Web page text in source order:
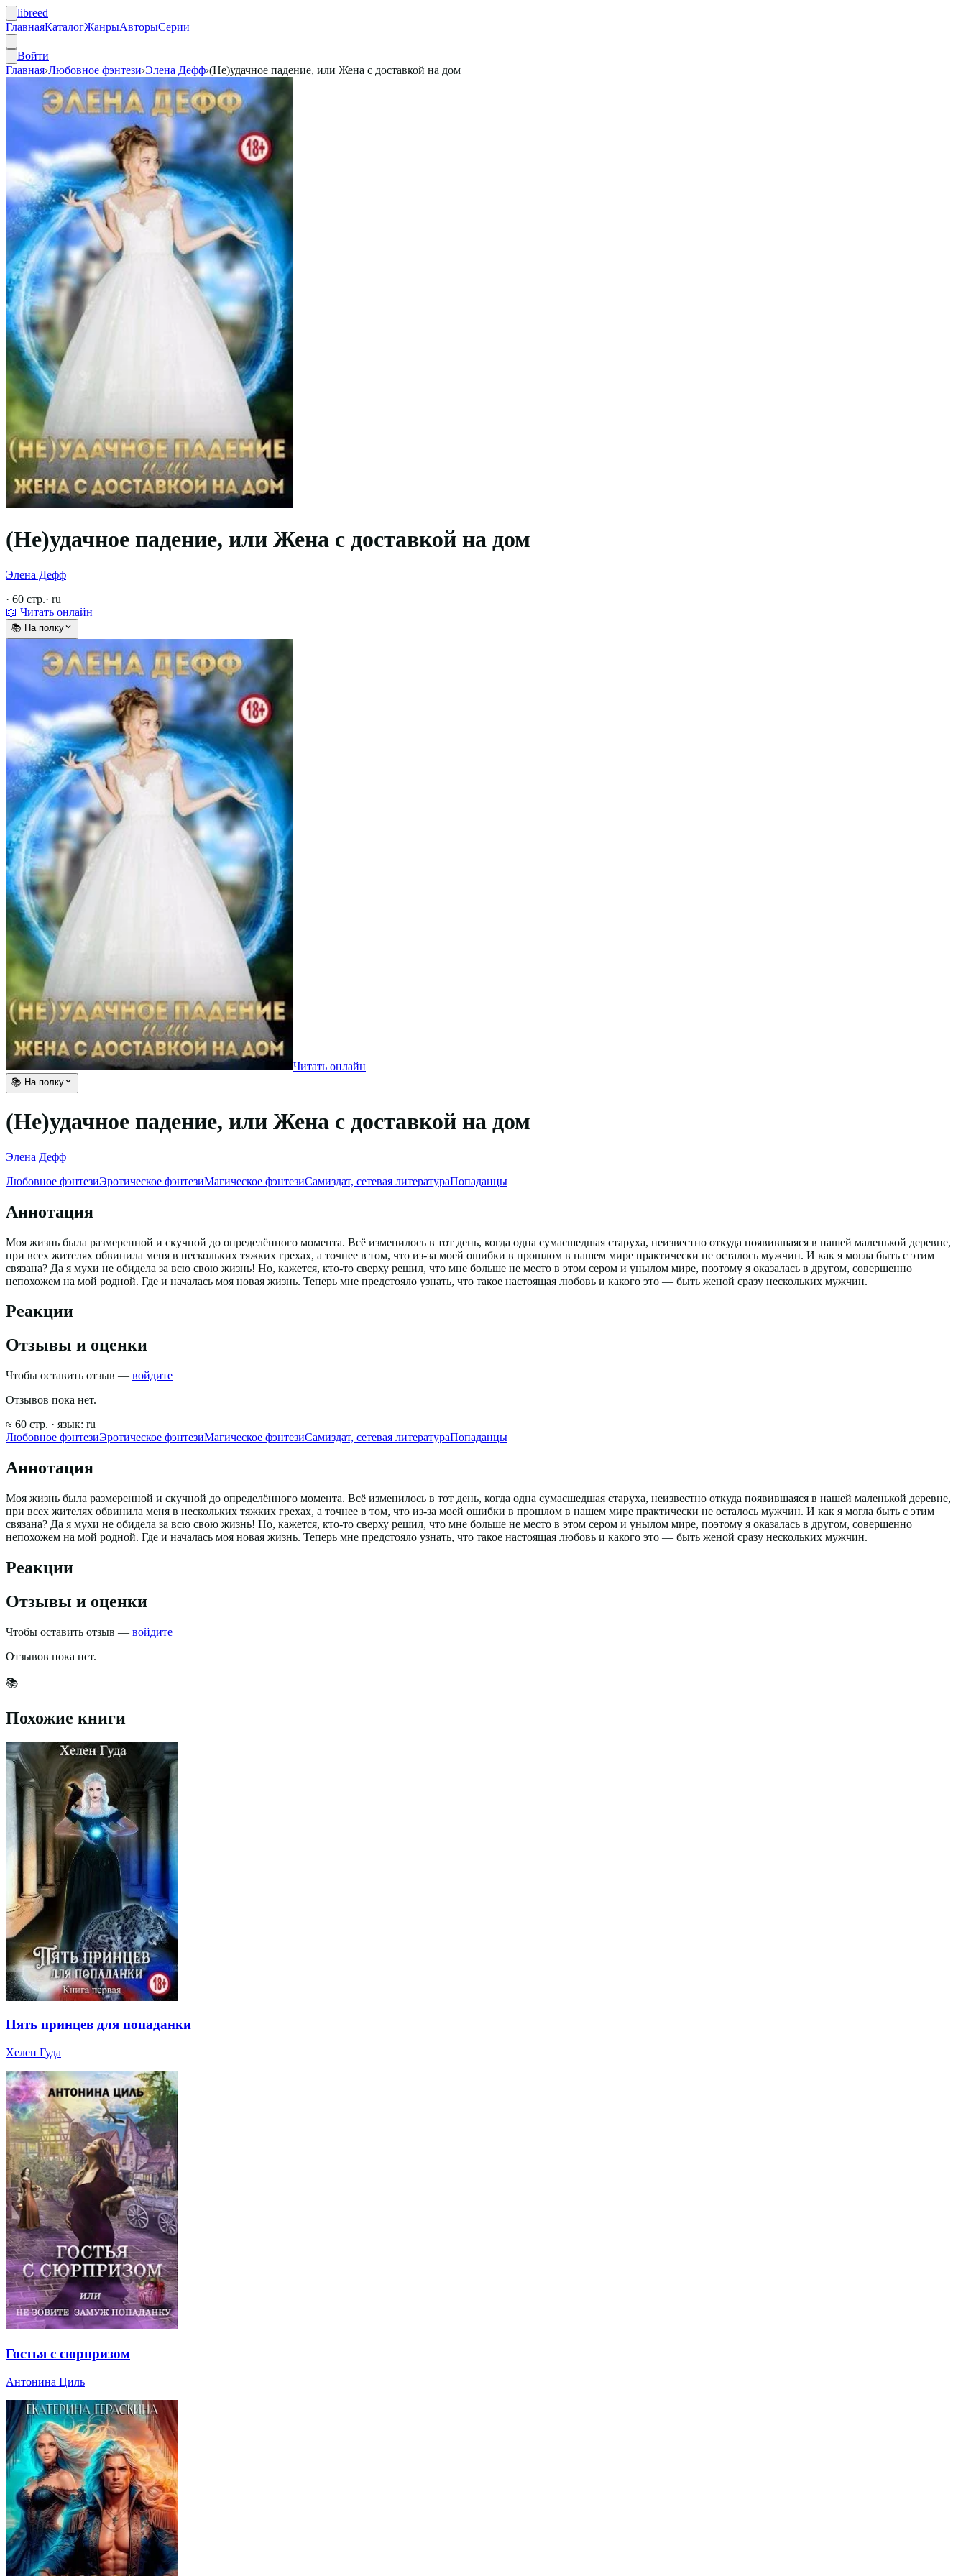
libreed
ГлавнаяКаталогЖанрыАвторыСерии
Войти
Главная›Любовное фэнтези›Элена Дефф›(Не)удачное падение, или Жена с доставкой на дом
(Не)удачное падение, или Жена с доставкой на дом
Элена Дефф
· 60 стр.· ru
📖 Читать онлайн
📚 На полку
Читать онлайн
📚 На полку
(Не)удачное падение, или Жена с доставкой на дом
Элена Дефф
Любовное фэнтезиЭротическое фэнтезиМагическое фэнтезиСамиздат, сетевая литератураПопаданцы
Аннотация
Моя жизнь была размеренной и скучной до определённого момента. Всё изменилось в тот день, когда одна сумасшедшая старуха, неизвестно откуда появившаяся в нашей маленькой деревне,
при всех жителях обвинила меня в нескольких тяжких грехах, а точнее в том, что из-за моей ошибки в прошлом в нашем мире практически не осталось мужчин. И как я могла быть с этим
связана? Да я мухи не обидела за всю свою жизнь! Но, кажется, кто-то сверху решил, что мне больше не место в этом сером и унылом мире, поэтому я оказалась в другом, совершенно
непохожем на мой родной. Где и началась моя новая жизнь. Теперь мне предстояло узнать, что такое настоящая любовь и какого это — быть женой сразу нескольких мужчин.
Реакции
Отзывы и оценки
Чтобы оставить отзыв — войдите
Отзывов пока нет.
≈ 60 стр. · язык: ru
Любовное фэнтезиЭротическое фэнтезиМагическое фэнтезиСамиздат, сетевая литератураПопаданцы
Аннотация
Моя жизнь была размеренной и скучной до определённого момента. Всё изменилось в тот день, когда одна сумасшедшая старуха, неизвестно откуда появившаяся в нашей маленькой деревне,
при всех жителях обвинила меня в нескольких тяжких грехах, а точнее в том, что из-за моей ошибки в прошлом в нашем мире практически не осталось мужчин. И как я могла быть с этим
связана? Да я мухи не обидела за всю свою жизнь! Но, кажется, кто-то сверху решил, что мне больше не место в этом сером и унылом мире, поэтому я оказалась в другом, совершенно
непохожем на мой родной. Где и началась моя новая жизнь. Теперь мне предстояло узнать, что такое настоящая любовь и какого это — быть женой сразу нескольких мужчин.
Реакции
Отзывы и оценки
Чтобы оставить отзыв — войдите
Отзывов пока нет.
📚
Похожие книги
Пять принцев для попаданки
Хелен Гуда
Гостья с сюрпризом
Антонина Циль